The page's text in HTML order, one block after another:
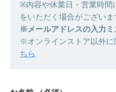
※内容や休業日・営業時間
をいただく場合がございま
※メールアドレスの入力ミ
※オンラインストア以外に
ちら